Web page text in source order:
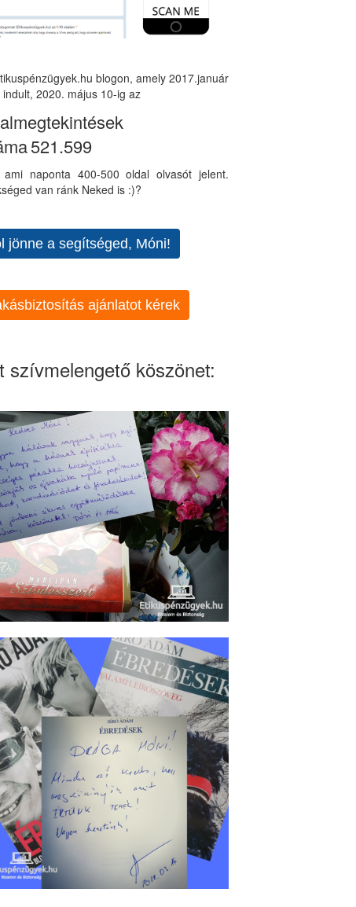
blogon, amely 2017.január
2020. május 10-ig az
521.599
ami naponta 400-500 oldal olvasót jelent.
van ránk Neked is :)?
jönne a segítséged, Móni!
ajánlatot kérek
szívmelengető köszönet: